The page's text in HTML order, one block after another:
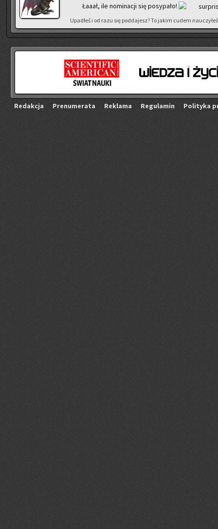
Łaaał, ile no­mi­na­cji się po­sy­pa­ło!
Upa­dłeś i od razu się pod­da­jesz? To jakim cudem
Re­dak­cja Pre­nu­me­ra­ta Re­kla­ma Re­gu­la­min Po­li­ty­ka